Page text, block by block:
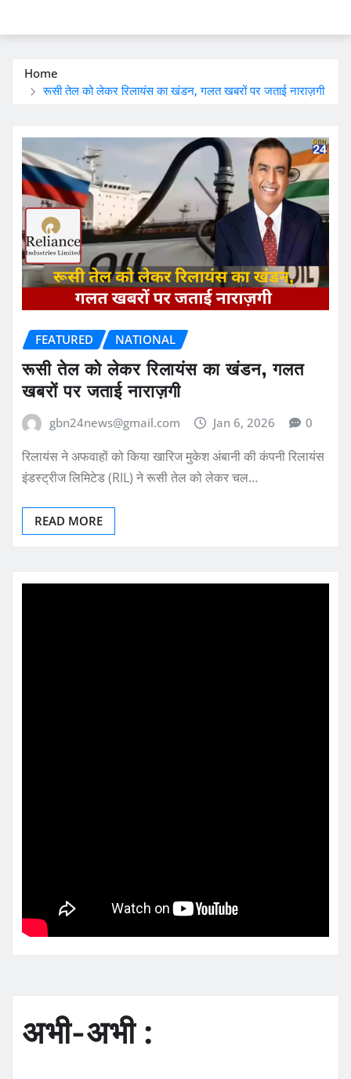
Home
रूसी तेल को लेकर रिलायंस का खंडन, गलत खबरों पर जताई नाराज़गी
FEATURED NATIONAL
रूसी तेल को लेकर रिलायंस का खंडन, गलत
खबरों पर जताई नाराज़गी
gbn24news@gmail.com Jan 6, 2026 0
रिलायंस ने अफवाहों को किया खारिज मुकेश अंबानी की कंपनी रिलायंस
इंडस्ट्रीज लिमिटेड (RIL) ने रूसी तेल को लेकर चल…
READ MORE
अभी-अभी :